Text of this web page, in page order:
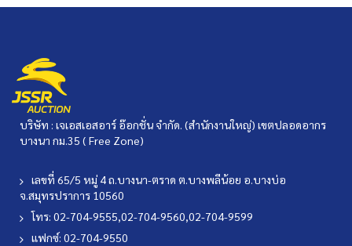
บริษัท : เจเอสเอสอาร์ อ๊อกชั่น จำกัด. (สำนักงานใหญ่) เขตปลอดอากร
บางนา กม.35 ( Free Zone)
เลขที่ 65/5 หมู่ 4 ถ.บางนา-ตราด ต.บางพลีน้อย อ.บางบ่อ
จ.สมุทรปราการ 10560
โทร: 02-704-9555,02-704-9560,02-704-9599
แฟกซ์: 02-704-9550